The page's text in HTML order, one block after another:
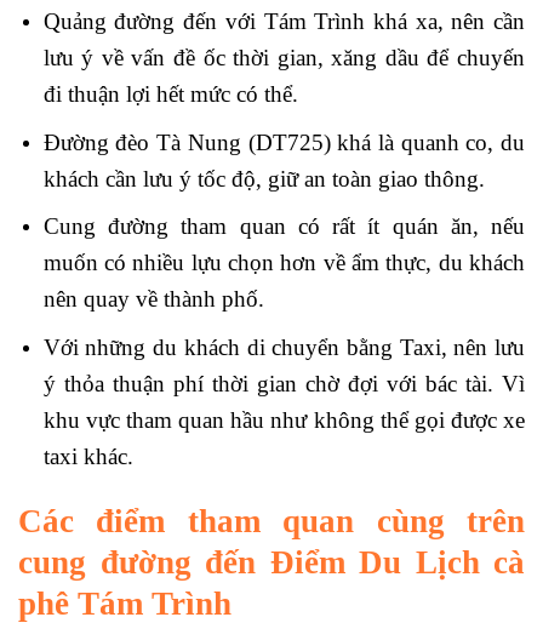
Quảng đường đến với Tám Trình khá xa, nên cần
lưu ý về vấn đề ốc thời gian, xăng dầu để chuyến
đi thuận lợi hết mức có thể.
Đường đèo Tà Nung (DT725) khá là quanh co, du
khách cần lưu ý tốc độ, giữ an toàn giao thông.
Cung đường tham quan có rất ít quán ăn, nếu
muốn có nhiều lựu chọn hơn về ẩm thực, du khách
nên quay về thành phố.
Với những du khách di chuyển bằng Taxi, nên lưu
ý thỏa thuận phí thời gian chờ đợi với bác tài. Vì
khu vực tham quan hầu như không thể gọi được xe
taxi khác.
Các điểm tham quan cùng trên
cung đường đến Điểm Du Lịch cà
phê Tám Trình